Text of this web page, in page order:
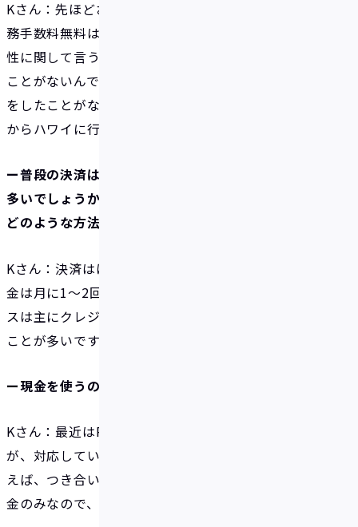
Kさん：先ほどお伝えした年率2%ボーナスや海外事
務手数料無料はおトクだと感じています。ただ、利便
性に関して言うと、IDAREではまだ決済を一度もした
ことがないんです。ずっと貯めていて、国内でも決済
をしたことがないので、まずはどこかで試しに使って
からハワイに行こうと思っています。
ー普段の決済はキャッシュレスと現金だとどちらが
多いでしょうか？また、キャッシュレス決済は主に
どのような方法を使っていますか？
Kさん：決済はほとんどがキャッシュレスですね。現
金は月に1〜2回程度しか使いません。キャッシュレ
スは主にクレジットカードのタッチ決済を利用する
ことが多いです。
ー現金を使うのはどういった場面ですか？
Kさん：最近はPayPayを使えるところも増えました
が、対応していないところでは現金を使います。たと
えば、つき合いもあって長く通っている床屋さんは現
金のみなので、現金で支払っていますね。